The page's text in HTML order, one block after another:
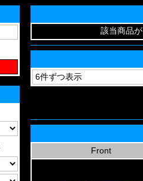
該当商品が
Front